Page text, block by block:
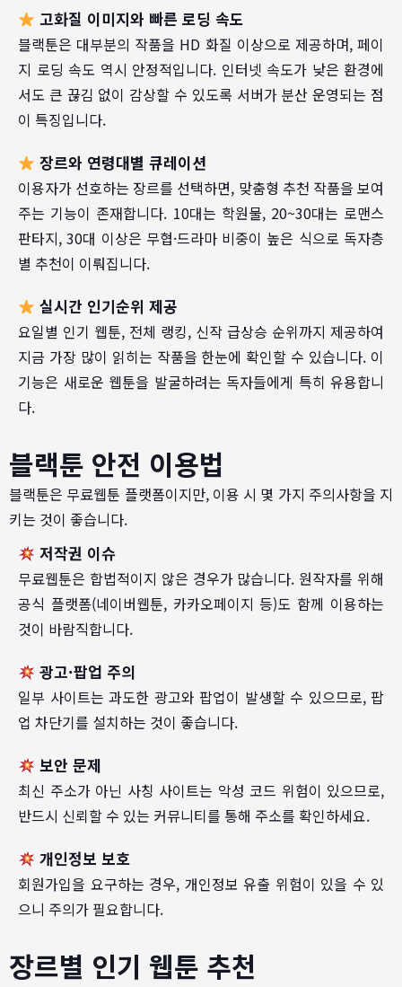
고화질 이미지와 빠른 로딩 속도
블랙툰은 대부분의 작품을 HD 화질 이상으로 제공하며, 페이
지 로딩 속도 역시 안정적입니다. 인터넷 속도가 낮은 환경에
서도 큰 끊김 없이 감상할 수 있도록 서버가 분산 운영되는 점
이 특징입니다.
장르와 연령대별 큐레이션
이용자가 선호하는 장르를 선택하면, 맞춤형 추천 작품을 보여
주는 기능이 존재합니다. 10대는 학원물, 20~30대는 로맨스
판타지, 30대 이상은 무협·드라마 비중이 높은 식으로 독자층
별 추천이 이뤄집니다.
실시간 인기순위 제공
요일별 인기 웹툰, 전체 랭킹, 신작 급상승 순위까지 제공하여
지금 가장 많이 읽히는 작품을 한눈에 확인할 수 있습니다. 이
기능은 새로운 웹툰을 발굴하려는 독자들에게 특히 유용합니
다.
블랙툰 안전 이용법
블랙툰은 무료웹툰 플랫폼이지만, 이용 시 몇 가지 주의사항을 지
키는 것이 좋습니다.
저작권 이슈
무료웹툰은 합법적이지 않은 경우가 많습니다. 원작자를 위해
공식 플랫폼(네이버웹툰, 카카오페이지 등)도 함께 이용하는
것이 바람직합니다.
광고·팝업 주의
일부 사이트는 과도한 광고와 팝업이 발생할 수 있으므로, 팝
업 차단기를 설치하는 것이 좋습니다.
보안 문제
최신 주소가 아닌 사칭 사이트는 악성 코드 위험이 있으므로,
반드시 신뢰할 수 있는 커뮤니티를 통해 주소를 확인하세요.
개인정보 보호
회원가입을 요구하는 경우, 개인정보 유출 위험이 있을 수 있
으니 주의가 필요합니다.
장르별 인기 웹툰 추천